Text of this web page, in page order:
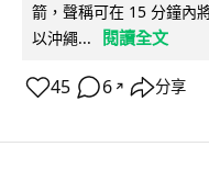
箭，聲稱可在 15 分鐘內
以沖繩...
閱讀全文
45 6 ↗ 分享